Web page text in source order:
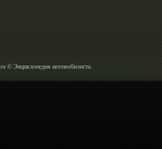
© Энциклοпедия автомобилиста.